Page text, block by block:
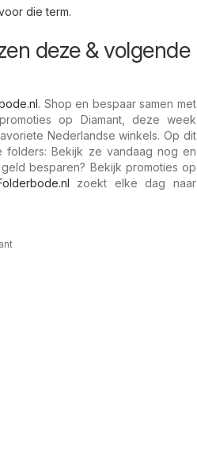
die term.
deze & volgende
. Shop en bespaar samen met
op Diamant, deze week
Nederlandse winkels. Op dit
folders: Bekijk ze vandaag nog en
besparen? Bekijk promoties op
zoekt elke dag naar